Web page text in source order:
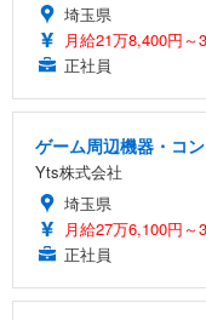
埼玉県
月給21万8,400円～
正社員
ゲーム周辺機器・コ
Yts株式会社
埼玉県
月給27万6,100円～
正社員